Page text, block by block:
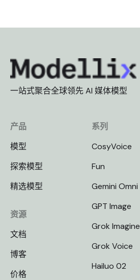
一站式聚合全球领先 AI 媒体模型
产品
模型
探索模型
精选模型
资源
文档
博客
价格
系列
CosyVoice
Fun
Gemini Omni
GPT Image
Grok Imagine
Grok Voice
Hailuo 02